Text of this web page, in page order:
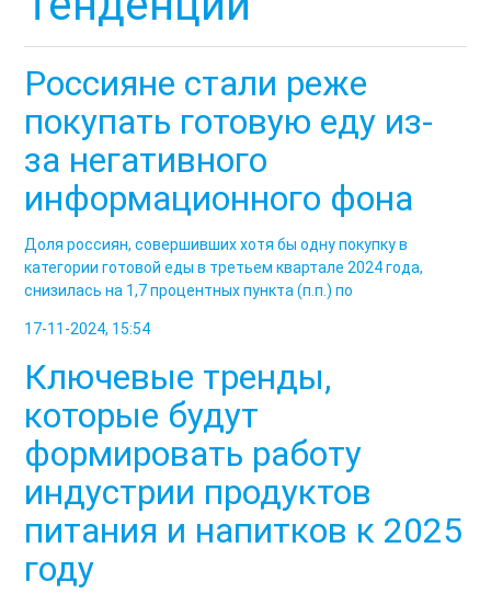
Россияне стали реже
покупать готовую еду из-
за негативного
информационного фона
Доля россиян, совершивших хотя бы одну покупку в
категории готовой еды в третьем квартале 2024 года,
снизилась на 1,7 процентных пункта (п.п.) по
17-11-2024, 15:54
Ключевые тренды,
которые будут
формировать работу
индустрии продуктов
питания и напитков к 2025
году